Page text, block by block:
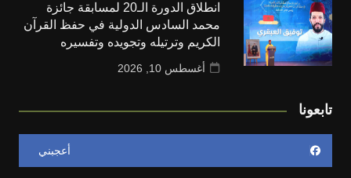
انطلاق الدورة الـ20 لمسابقة جائزة
محمد السادس الدولية في حفظ القرآن
الكريم وترتيله وتجويده وتفسيره
أغسطس 10, 2026
تابعونا
أعجبني